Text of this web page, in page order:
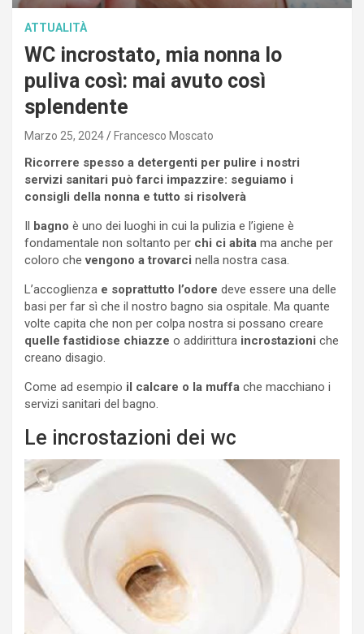
ATTUALITÀ
WC incrostato, mia nonna lo
puliva così: mai avuto così
splendente
Marzo 25, 2024 Francesco Moscato
Ricorrere spesso a detergenti per pulire i nostri
servizi sanitari può farci impazzire: seguiamo i
consigli della nonna e tutto si risolverà
bagno è uno dei luoghi in cui la pulizia e l’igiene è
fondamentale non soltanto per chi ci abita ma anche per
coloro che vengono a trovarci nella nostra casa.
L’accoglienza e soprattutto l’odore deve essere una delle
basi per far sì che il nostro bagno sia ospitale. Ma quante
volte capita che non per colpa nostra si possano creare
quelle fastidiose chiazze o addirittura incrostazioni che
creano disagio.
Come ad esempio il calcare o la muffa che macchiano i
servizi sanitari del bagno.
Le incrostazioni dei wc